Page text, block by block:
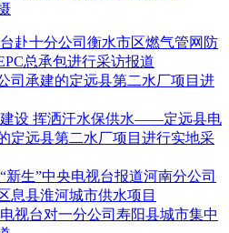
赴十分公司衡水市区燃气管网防
总承包进行采访报道
司承建的定远县第二水厂项目进
设 挥洒汗水保供水——定远县电
定远县第二水厂项目进行实地采
生”中央电视台报道河南分公司
息县淮河城市供水项目
视台对一分公司寿阳县城市集中